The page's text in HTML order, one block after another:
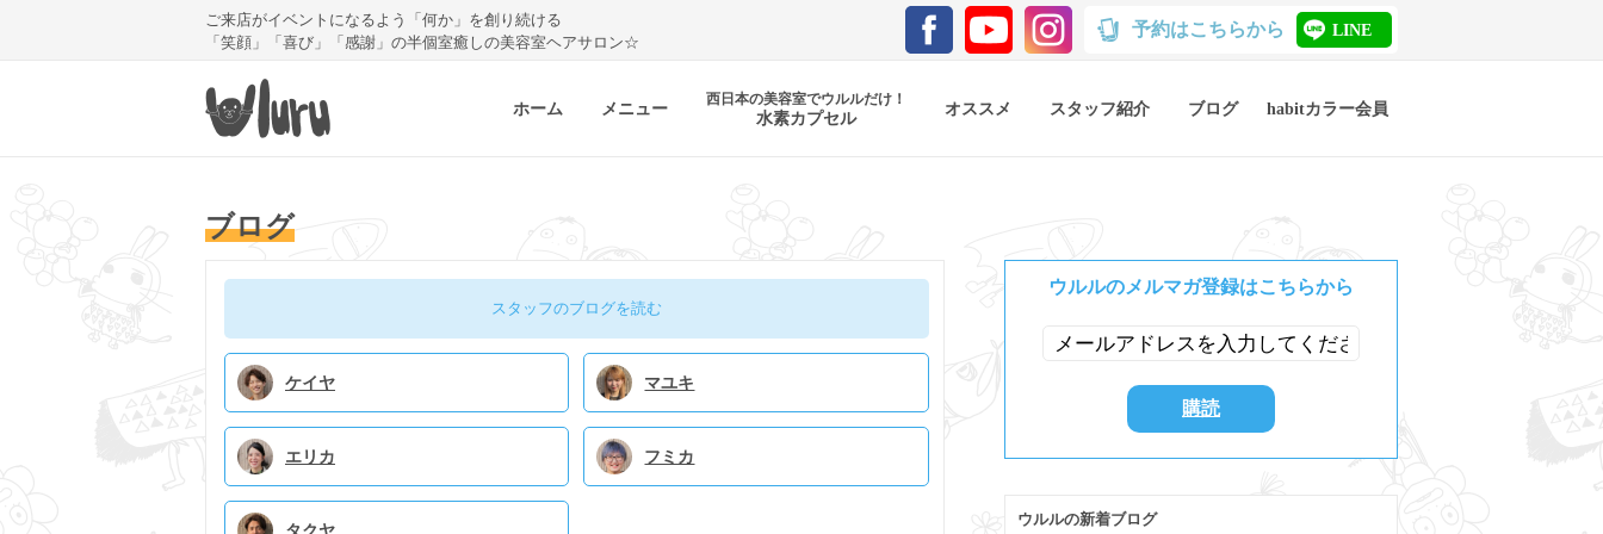
ご来店がイベントになるよう「何か」を創り続ける
「笑顔」「喜び」「感謝」の半個室癒しの美容室ヘアサロン☆
予約はこちらから LINE
ホーム メニュー 西日本の美容室でウルルだけ！
水素カプセル オススメ スタッフ紹介 ブログ habitカラー会員
ブログ
スタッフのブログを読む
ケイヤ マユキ
エリカ フミカ
ウルルのメルマガ登録はこちらから
ウルルの新着ブログ